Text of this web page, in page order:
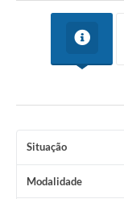
Situação
Modalidade